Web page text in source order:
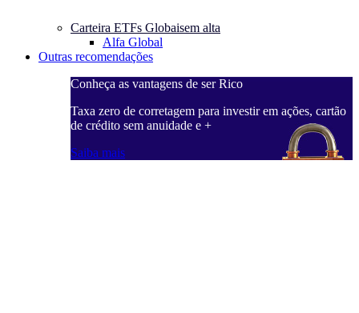
Carteira ETFs Globaisem alta
Alfa Global
Outras recomendações
Conheça as vantagens de ser Rico
Taxa zero de corretagem para investir em ações, cartão
de crédito sem anuidade e +
Saiba mais